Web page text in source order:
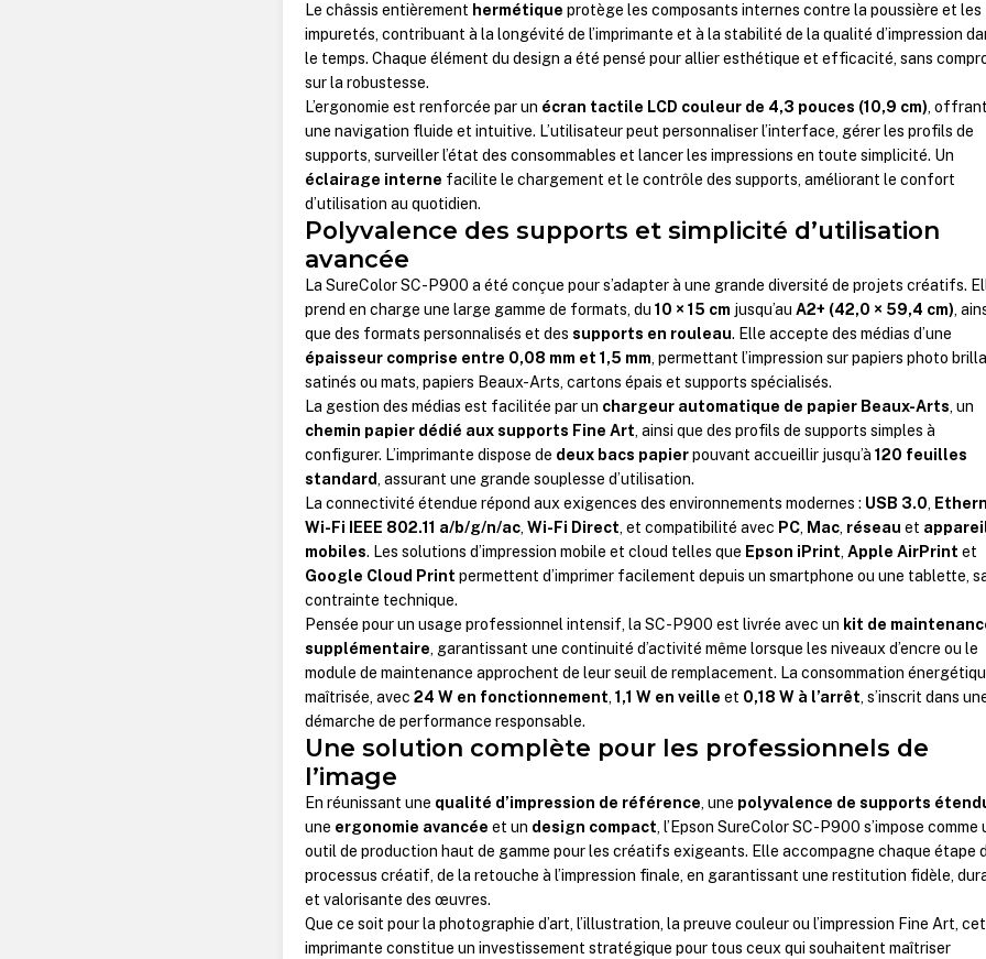
Le châssis entièrement hermétique protège les composants internes contre la poussière et les
impuretés, contribuant à la longévité de l’imprimante et à la stabilité de la qualité d’impression
le temps. Chaque élément du design a été pensé pour allier esthétique et efficacité, sans
sur la robustesse.
L’ergonomie est renforcée par un écran tactile LCD couleur de 4,3 pouces (10,9 cm), offrant
une navigation fluide et intuitive. L’utilisateur peut personnaliser l’interface, gérer les profils de
supports, surveiller l’état des consommables et lancer les impressions en toute simplicité. Un
éclairage interne facilite le chargement et le contrôle des supports, améliorant le confort
d’utilisation au quotidien.
Polyvalence des supports et simplicité d’utilisation
avancée
La SureColor SC-P900 a été conçue pour s’adapter à une grande diversité de projets créatifs.
prend en charge une large gamme de formats, du10 × 15 cm jusqu’auA2+ (42,0 × 59,4 cm),
que des formats personnalisés et dessupports en rouleau. Elle accepte des médias d’une
épaisseur comprise entre 0,08 mm et 1,5 mm, permettant l’impression sur papiers photo
satinés ou mats, papiers Beaux-Arts, cartons épais et supports spécialisés.
La gestion des médias est facilitée par un chargeur automatique de papier Beaux-Arts, un
chemin papier dédié aux supports Fine Art, ainsi que des profils de supports simples à
configurer. L’imprimante dispose de deux bacs papierpouvant accueillir jusqu’à120 feuilles
standard, assurant une grande souplesse d’utilisation.
La connectivité étendue répond aux exigences des environnements modernes : USB 3.0,
Wi-Fi IEEE 802.11 a/b/g/n/ac,Wi-Fi Direct, et compatibilité avec PC, Mac, réseau et
mobiles. Les solutions d’impression mobile et cloud telles que Epson iPrint,Apple AirPrint et
Google Cloud Print permettent d’imprimer facilement depuis un smartphone ou une tablette,
contrainte technique.
Pensée pour un usage professionnel intensif, la SC-P900 est livrée avec un kit de
supplémentaire, garantissant une continuité d’activité même lorsque les niveaux d’encre ou le
module de maintenance approchent de leur seuil de remplacement. La consommation
maîtrisée, avec24 W en fonctionnement,1,1 W en veille et 0,18 W à l’arrêt, s’inscrit dans
démarche de performance responsable.
Une solution complète pour les professionnels de
l’image
En réunissant une qualité d’impression de référence, une polyvalence de supports
une ergonomie avancée et un design compact, l’Epson SureColor SC-P900 s’impose comme
outil de production haut de gamme pour les créatifs exigeants. Elle accompagne chaque étape
processus créatif, de la retouche à l’impression finale, en garantissant une restitution fidèle,
et valorisante des œuvres.
Que ce soit pour la photographie d’art, l’illustration, la preuve couleur ou l’impression Fine Art,
imprimante constitue un investissement stratégique pour tous ceux qui souhaitent maîtriser